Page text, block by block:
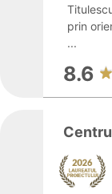
prin
...
8.6